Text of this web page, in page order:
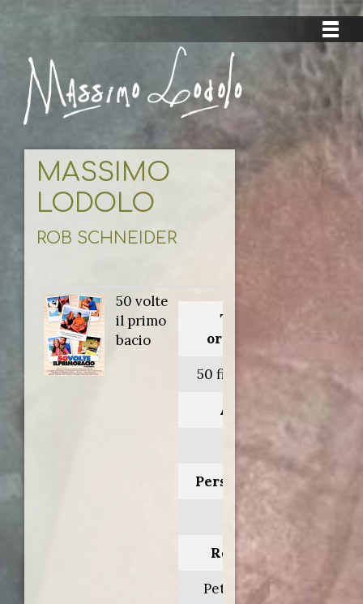
MASSIMO
LODOLO
ROB SCHNEIDER
50 volte
il primo
bacio
Titolo
originale:
50 first dates
Anno:
2004
Personaggio:
Regia di:
Peter Segal